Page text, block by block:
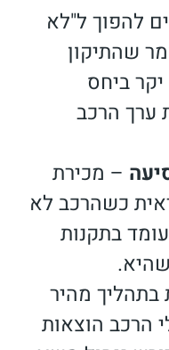
להפוך ל"לא
שהתיקון
ביחס
ערך הרכב
– מכירת
כשהרכב לא
בתקנות
בתהליך מהיר
הרכב הוצאות